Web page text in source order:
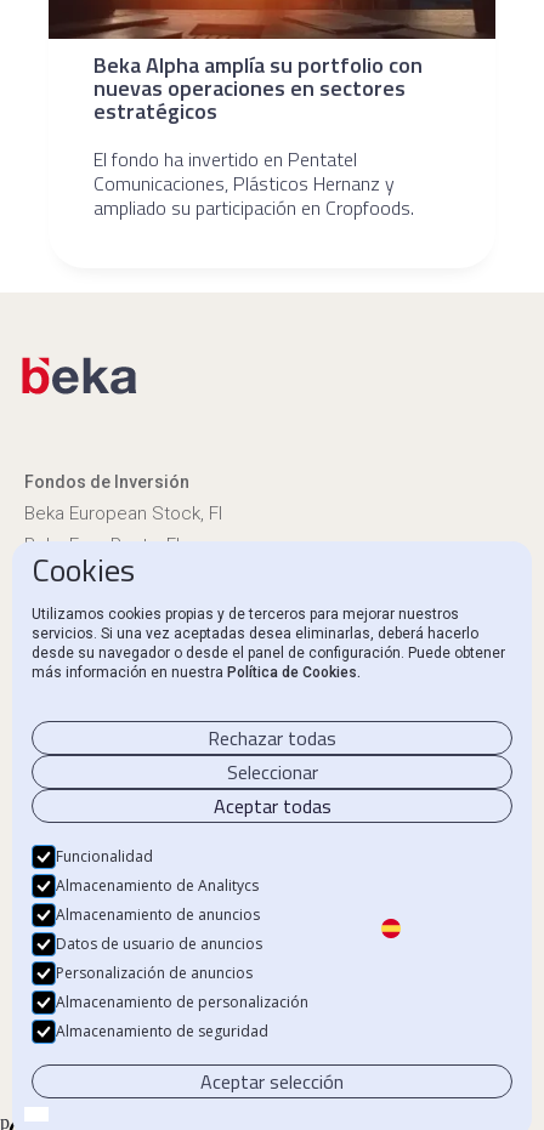
Beka Alpha amplía su portfolio con
nuevas operaciones en sectores
estratégicos
El fondo ha invertido en Pentatel
Comunicaciones, Plásticos Hernanz y
ampliado su participación en Cropfoods.
Fondos de Inversión
Beka European Stock, FI
Beka Euro Renta, FI
Canal Ético y Denuncias
Aviso Legal
Política de privacidad
Política de Cookies
© 2024 Beka Finance. Todos los derechos reservados.
Beka Financial Markets Holdings, S.L. – CIF B87805545. Inscrita en el Registro
Mercantil de Madrid.
Cookies
Utilizamos cookies propias y de terceros para mejorar nuestros
servicios. Si una vez aceptadas desea eliminarlas, deberá hacerlo
desde su navegador o desde el panel de configuración. Puede obtener
más información en nuestra Política de Cookies.
Rechazar todas
Seleccionar
Aceptar todas
Funcionalidad
Almacenamiento de Analitycs
Almacenamiento de anuncios
Datos de usuario de anuncios
Personalización de anuncios
Almacenamiento de personalización
Almacenamiento de seguridad
Aceptar selección
p a { display: inline-block !important; }